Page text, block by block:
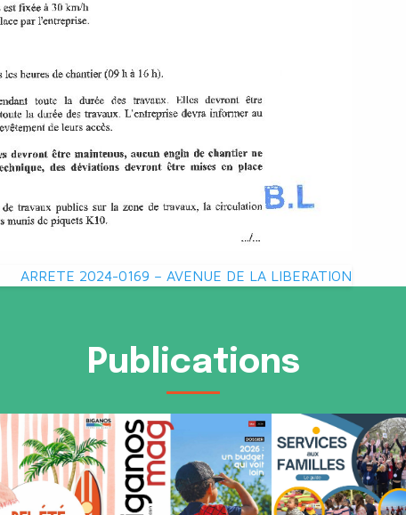
ARRETE 2024-0169 – AVENUE DE LA LIBERATION
Publications